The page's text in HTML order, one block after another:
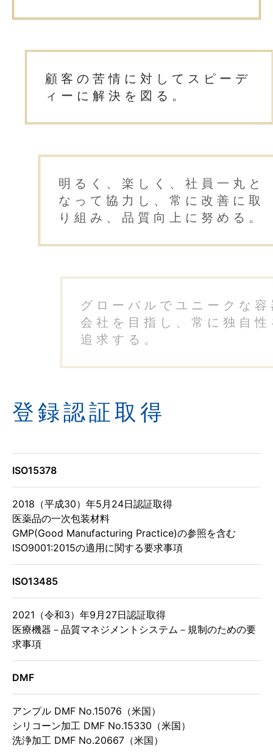
顧客の苦情に対してスピーデ
ィーに解決を図る。
明るく、楽しく、社員一丸と
なって協力し、 常に改善に取
り組み、品質向上に努める。
グローバルでユニークな容器
会社を目指し、 常に独自性を
追求する。
登録認証取得
ISO15378
2018（平成30）年5月24日認証取得
医薬品の一次包装材料
GMP(Good Manufacturing Practice)の参照を含む
ISO9001:2015の適用に関する要求事項
ISO13485
2021（令和3）年9月27日認証取得
医療機器－品質マネジメントシステム－規制のための要
求事項
DMF
アンプル DMF No.15076（米国）
シリコーン加工 DMF No.15330（米国）
洗浄加工 DMF No.20667（米国）